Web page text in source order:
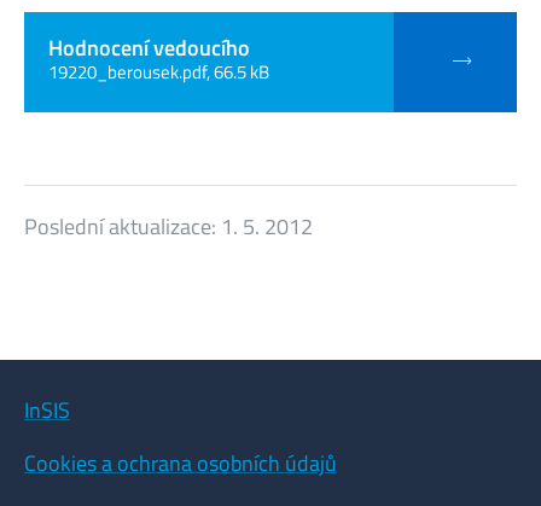
Hodnocení vedoucího
19220_berousek.pdf, 66.5 kB
Poslední aktualizace: 1. 5. 2012
InSIS
Cookies a ochrana osobních údajů